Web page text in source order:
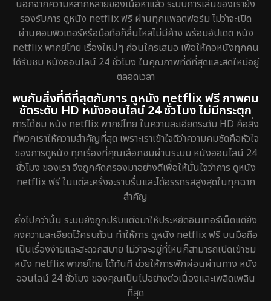
Documentary สารคดี 73
Drama ดราม่า 657
Dystopian 8
Emotional 52
Epic มหากาพย์ 16
Erotic 7
Family ครอบครัว 151
Fiction 4
Gothic 5
นอกจากความหลากหลายของเนื้อหาแล้ว ระบบการเล่นของเรายัง
รองรับการ ดูหนัง netflix ฟรี ผ่านทุกแพลตฟอร์ม ไม่ว่าจะเปิด
ผ่านคอมพิวเตอร์หรือมือถือก็ลื่นไหลไม่มีค้าง พร้อมอัปเดต หนัง
netflix พากย์ไทย เรื่องใหม่ๆ ก่อนใครเสมอ เพื่อให้คอหนังทุกคน
ได้รับชม หนังออนไลน์ 24 ชั่วโมง ในคุณภาพที่ดีที่สุดและสดใหม่อยู่
ตลอดเวลา
พบกับสิ่งที่ดีที่สุดกับการ ดูหนัง netflix ฟรี ภาพคม
ชัดระดับ HD หนังออนไลน์ 24 ชั่วโมง ไม่มีกระตุก
การได้ชม หนัง netflix พากย์ไทย ในความละเอียดระดับ HD คือสิ่ง
ที่พวกเราให้ความสำคัญที่สุด เพราะเราเข้าใจดีว่าความคมชัดคือหัวใจ
ของการดูหนัง ทุกเรื่องที่คุณเลือกชมผ่านระบบ หนังออนไลน์ 24
ชั่วโมง ของเรา จึงถูกคัดกรองมาอย่างดีเพื่อให้มั่นใจว่าการ ดูหนัง
netflix ฟรี ในแต่ละครั้งจะราบรื่นและได้อรรถรสสูงสุดในทุกฉาก
สำคัญ
ยิ่งไปกว่านั้น ระบบยังถูกปรับแต่งมาให้ประหยัดอินเทอร์เน็ตแต่ยัง
คงความละเอียดไว้ครบถ้วน ทำให้การ ดูหนัง netflix ฟรี บนมือถือ
เป็นเรื่องง่ายและสะดวกสบาย ไม่ว่าจะอยู่ที่ไหนก็สามารถเปิดเข้าชม
หนัง netflix พากย์ไทย ได้ทันที ช่วยให้การพักผ่อนผ่านทาง หนัง
ออนไลน์ 24 ชั่วโมง ของคุณเป็นไปอย่างต่อเนื่องและเพลิดเพลิน
ที่สุด